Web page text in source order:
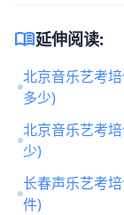
menu_book延伸阅读:
北京音乐艺考
多少)
北京音乐艺考
少)
长春声乐艺考
件)